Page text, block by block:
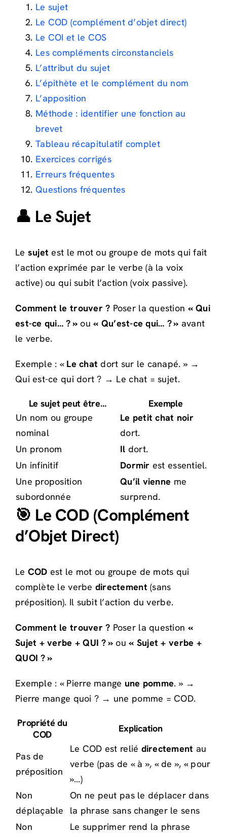
Le sujet
Le COD (complément d’objet direct)
Le COI et le COS
Les compléments circonstanciels
L’attribut du sujet
L’épithète et le complément du nom
L’apposition
Méthode : identifier une fonction au
brevet
Tableau récapitulatif complet
Exercices corrigés
Erreurs fréquentes
Questions fréquentes
👤 Le Sujet
Le sujet est le mot ou groupe de mots qui fait
l’action exprimée par le verbe (à la voix
active) ou qui subit l’action (voix passive).
Comment le trouver ? Poser la question « Qui
est-ce qui… ? » ou« Qu’est-ce qui… ? » avant
le verbe.
Exemple : « Le chat dort sur le canapé. » →
Qui est-ce qui dort ? → Le chat = sujet.
Le sujet peut être…
Exemple
Un nom ou groupe
nominal
Le petit chat noir
dort.
Un pronom
Il dort.
Un infinitif
Dormir est essentiel.
Une proposition
subordonnée
Qu’il vienne me
surprend.
🎯 Le COD (Complément
d’Objet Direct)
Le COD est le mot ou groupe de mots qui
complète le verbe directement (sans
préposition). Il subit l’action du verbe.
Comment le trouver ? Poser la question «
Sujet + verbe + QUI ? » ou« Sujet + verbe +
QUOI ? »
Exemple : « Pierre mange une pomme. » →
Pierre mange quoi ? → une pomme = COD.
Propriété du
COD
Explication
Pas de
préposition
Le COD est relié directement au
verbe (pas de « à », « de », « pour
»…)
Non
déplaçable
On ne peut pas le déplacer dans
la phrase sans changer le sens
Non
Le supprimer rend la phrase